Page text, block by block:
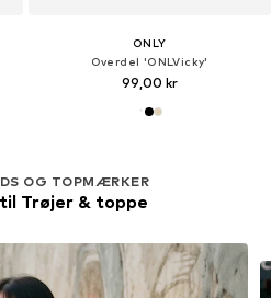
ONLY
Overdel 'ONLVicky'
99,00 kr
OG TOPMÆRKER
Trøjer & toppe